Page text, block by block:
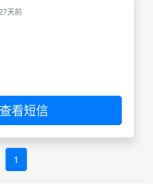
天前
查看短信
1